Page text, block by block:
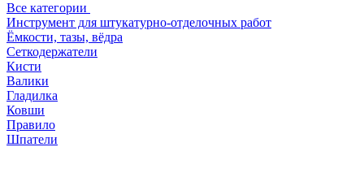
Все категории
Инструмент для штукатурно-отделочных работ
Ёмкости, тазы, вёдра
Сеткодержатели
Кисти
Валики
Гладилка
Ковши
Правило
Шпатели